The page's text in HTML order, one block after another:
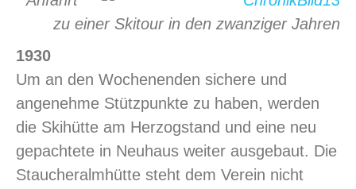
zu einer Skitour in den zwanziger Jahren
1930
Um an den Wochenenden sichere und
angenehme Stützpunkte zu haben, werden
die Skihütte am Herzogstand und eine neu
gepachtete in Neuhaus weiter ausgebaut. Die
Staucheralmhütte steht dem Verein nicht